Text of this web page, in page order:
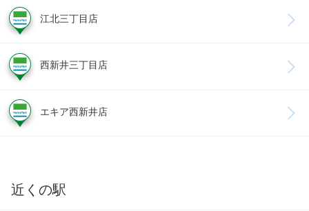
江北三丁目店
西新井三丁目店
エキア西新井店
近くの駅